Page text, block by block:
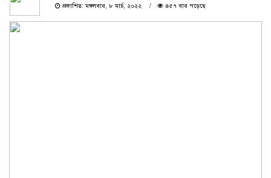
প্রকাশিত: মঙ্গলবার, ৮ মার্চ, ২০২২
৪৫৭ বার পড়েছে